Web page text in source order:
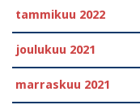
tammikuu 2022
joulukuu 2021
marraskuu 2021